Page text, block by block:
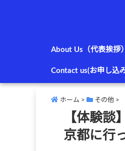
About Us（代表挨拶）
Contact us(お申し込
ホーム > その他 >
【体験談
京都に行